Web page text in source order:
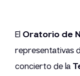
El Oratorio de
representativas
concierto de la